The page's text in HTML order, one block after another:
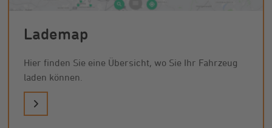
Lademap
Hier finden Sie eine Übersicht, wo Sie Ihr Fahrzeug
laden können.